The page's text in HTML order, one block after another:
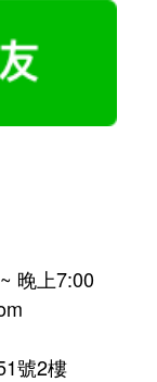
晚上7:00
號2樓